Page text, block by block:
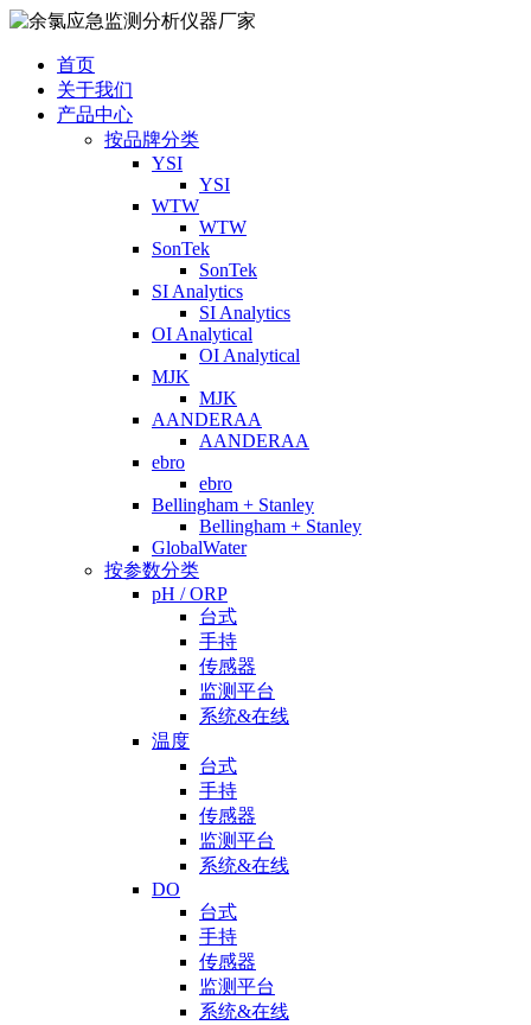
首页
关于我们
产品中心
按品牌分类
YSI
YSI
WTW
WTW
SonTek
SonTek
SI Analytics
SI Analytics
OI Analytical
OI Analytical
MJK
MJK
AANDERAA
AANDERAA
ebro
ebro
Bellingham + Stanley
Bellingham + Stanley
GlobalWater
按参数分类
pH / ORP
台式
手持
传感器
监测平台
系统&在线
温度
台式
手持
传感器
监测平台
系统&在线
DO
台式
手持
传感器
监测平台
系统&在线